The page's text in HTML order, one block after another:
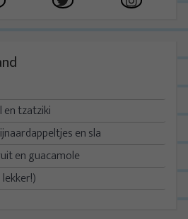
tzatziki
en sla
en guacamole